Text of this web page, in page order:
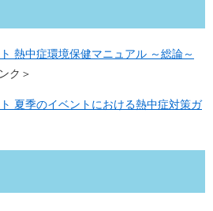
熱中症環境保健マニュアル ～総論～
ク＞
夏季のイベントにおける熱中症対策ガ